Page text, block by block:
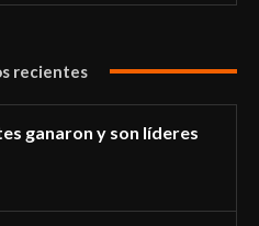
recientes
ganaron y son líderes